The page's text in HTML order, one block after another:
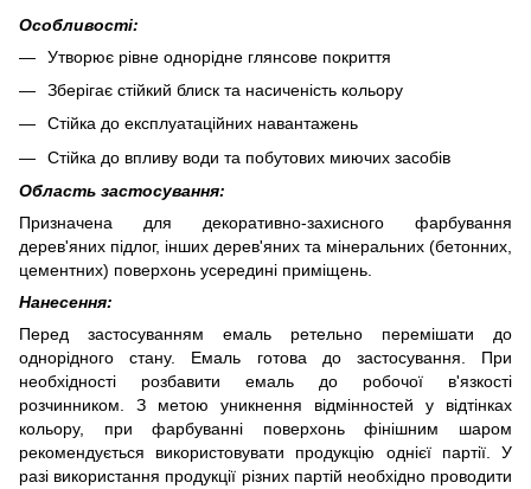
Особливості:
Утворює рівне однорідне глянсове покриття
Зберігає стійкий блиск та насиченість кольору
Стійка до експлуатаційних навантажень
Стійка до впливу води та побутових миючих засобів
Область застосування:
Призначена для декоративно-захисного фарбування
дерев'яних підлог, інших дерев'яних та мінеральних (бетонних,
цементних) поверхонь усередині приміщень.
Нанесення:
Перед застосуванням емаль ретельно перемішати до
однорідного стану. Емаль готова до застосування. При
необхідності розбавити емаль до робочої в'язкості
розчинником. З метою уникнення відмінностей у відтінках
кольору, при фарбуванні поверхонь фінішним шаром
рекомендується використовувати продукцію однієї партії. У
разі використання продукції різних партій необхідно проводити